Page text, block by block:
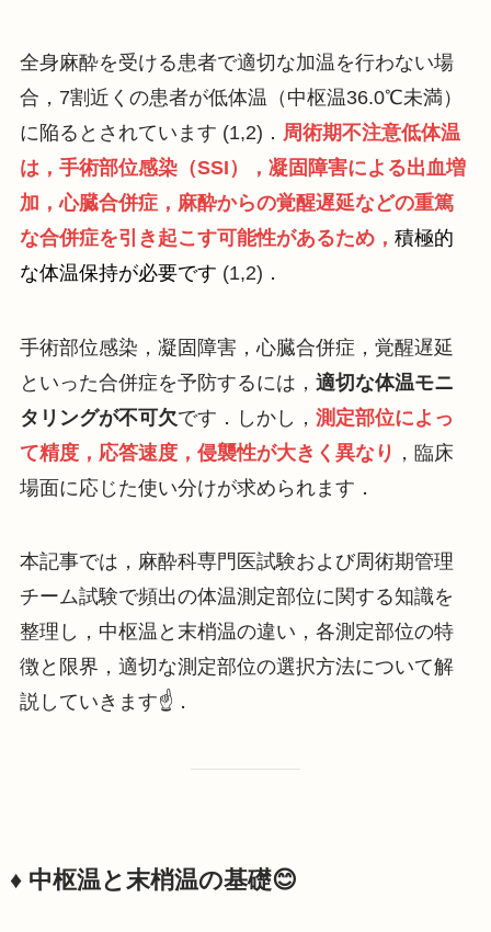
全身麻酔を受ける患者で適切な加温を行わない場
合，7割近くの患者が低体温（中枢温36.0℃未満）
に陥るとされています (1,2)． 周術期不注意低体温
は，手術部位感染（SSI），凝固障害による出血増
加，心臓合併症，麻酔からの覚醒遅延などの重篤
な合併症を引き起こす可能性があるため， 積極的
な体温保持が必要です (1,2)．
手術部位感染，凝固障害，心臓合併症，覚醒遅延
といった合併症を予防するには， 適切な体温モニ
タリングが不可欠です．しかし， 測定部位によっ
て精度，応答速度，侵襲性が大きく異なり ，臨床
場面に応じた使い分けが求められます．
本記事では，麻酔科専門医試験および周術期管理
チーム試験で頻出の体温測定部位に関する知識を
整理し，中枢温と末梢温の違い，各測定部位の特
徴と限界，適切な測定部位の選択方法について解
説していきます☝️．
♦️ 中枢温と末梢温の基礎😊